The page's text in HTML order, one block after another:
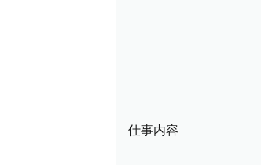
仕事内容